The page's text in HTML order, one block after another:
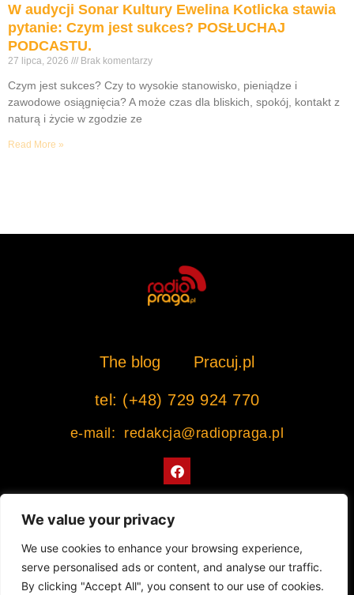
We value your privacy
We use cookies to enhance your browsing experience,
serve personalised ads or content, and analyse our traffic.
By clicking "Accept All", you consent to our use of cookies.
W audycji Sonar Kultury Ewelina Kotlicka stawia
pytanie: Czym jest sukces? POSŁUCHAJ
PODCASTU.
27 lipca, 2026 Brak komentarzy
Czym jest sukces? Czy to wysokie stanowisko, pieniądze i
zawodowe osiągnięcia? A może czas dla bliskich, spokój, kontakt z
naturą i życie w zgodzie ze
Read More »
The blog Pracuj.pl
tel: (+48) 729 924 770
e-mail: redakcja@radiopraga.pl
F
a
c
o
k
Współpracujemy z Muzeum Warszawskiej Pragi
© 2022 All rights Reserved. Radiopraga.pl